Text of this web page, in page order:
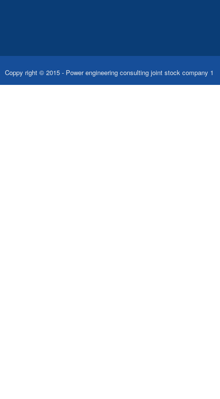
Coppy right © 2015 - Power engineering consulting joint stock company 1